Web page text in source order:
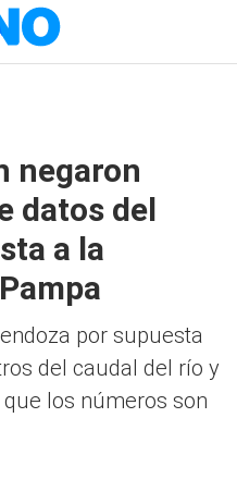
negaron
datos del
a la
por supuesta
del caudal del río y
los números son